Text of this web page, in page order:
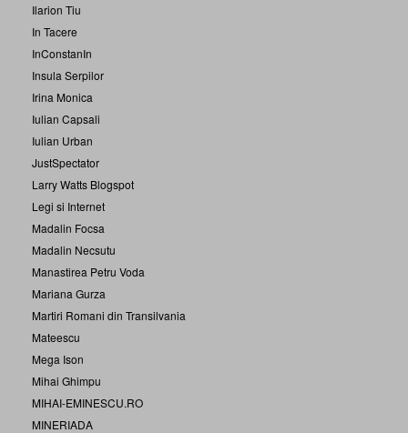
Ilarion Tiu
In Tacere
InConstanIn
Insula Serpilor
Irina Monica
Iulian Capsali
Iulian Urban
JustSpectator
Larry Watts Blogspot
Legi si Internet
Madalin Focsa
Madalin Necsutu
Manastirea Petru Voda
Mariana Gurza
Martiri Romani din Transilvania
Mateescu
Mega Ison
Mihai Ghimpu
MIHAI-EMINESCU.RO
MINERIADA